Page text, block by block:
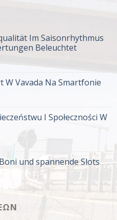
Im Saisonrhythmus
Beleuchtet
W Vavada Na Smartfonie
I Społeczności W
und spannende Slots